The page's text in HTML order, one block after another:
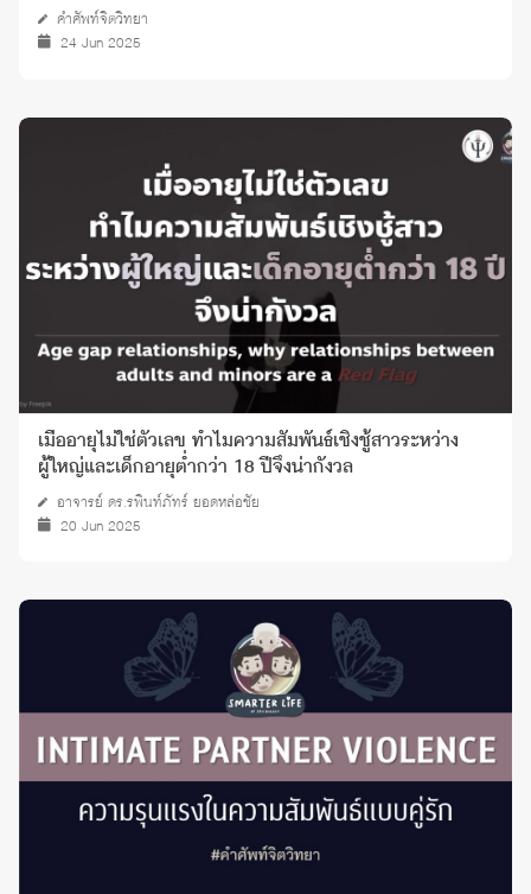
คำศัพท์จิตวิทยา
24 Jun 2025
เมื่ออายุไม่ใช่ตัวเลข ทำไมความสัมพันธ์เชิงชู้สาวระหว่าง
ผู้ใหญ่และเด็กอายุต่ำกว่า 18 ปีจึงน่ากังวล
อาจารย์ ดร.รพินท์ภัทร์ ยอดหล่อชัย
20 Jun 2025